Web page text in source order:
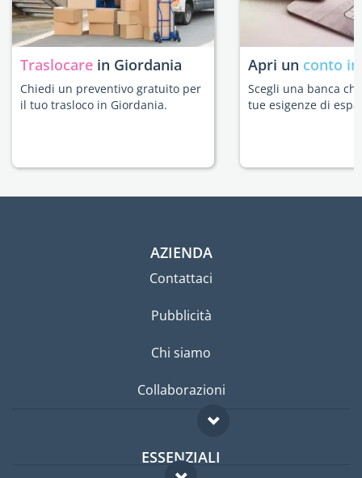
Traslocare in Giordania
Chiedi un preventivo gratuito per
il tuo trasloco in Giordania.
Apri un conto
Scegli una banca
tue esigenze di
AZIENDA
Contattaci
Pubblicità
Chi siamo
Collaborazioni
ESSENZIALI